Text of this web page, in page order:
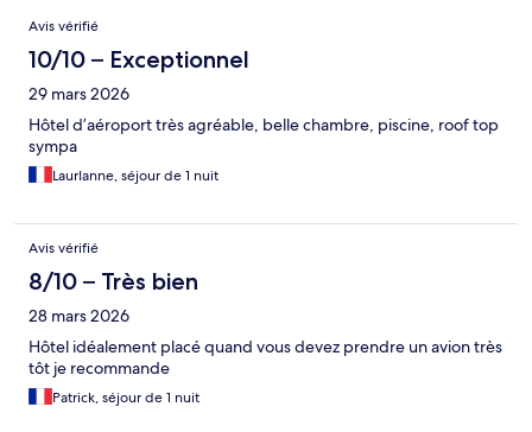
Avis
Avis vérifié
10/10 – Exceptionnel
29 mars 2026
Hôtel d’aéroport très agréable, belle chambre, piscine, roof top
sympa
LaurIanne, séjour de 1 nuit
Avis vérifié
8/10 – Très bien
28 mars 2026
Hôtel idéalement placé quand vous devez prendre un avion très
tôt je recommande
Patrick, séjour de 1 nuit